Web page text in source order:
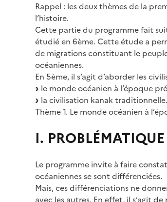
Rappel : les deux thèmes de la
l’histoire.
Cette partie du programme fait
étudié en 6ème. Cette étude a
de migrations constituant le
océaniennes.
En 5ème, il s’agit d’aborder les
le monde océanien à l’époque
la civilisation kanak traditionnelle.
Thème 1. Le monde océanien à
I. PROBLÉMATIQUE
Le programme invite à faire
océaniennes se sont différenciées.
Mais, ces différenciations ne
avec les autres. En effet, il s’agit